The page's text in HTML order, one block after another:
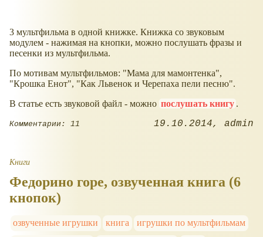
3 мультфильма в одной книжке. Книжка со звуковым
модулем - нажимая на кнопки, можно послушать фразы и
песенки из мультфильма.
По мотивам мультфильмов: "Мама для мамонтенка",
"Крошка Енот", "Как Львенок и Черепаха пели песню".
В статье есть звуковой файл - можно послушать книгу .
Комментарии: 11 19.10.2014 admin
Книги
Федорино горе, озвученная книга (6
кнопок)
озвученные игрушки книга
игрушки по мультфильмам